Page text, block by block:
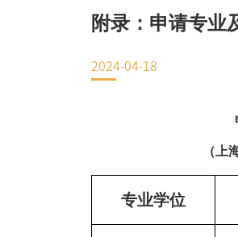
地址：上海市浦东新区海基六路99号创新魔坊三期2
附录：申请专业
2024-04-18
（上
专业学位